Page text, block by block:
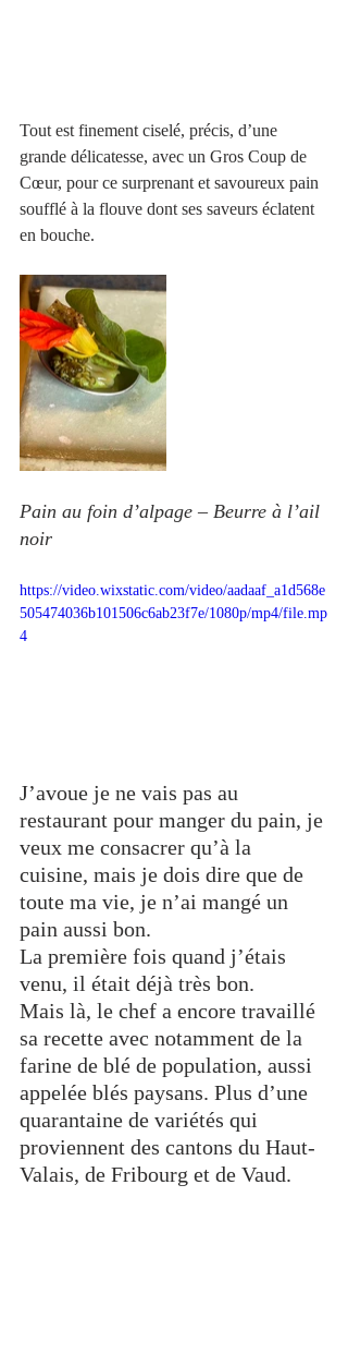
Tout est finement ciselé, précis, d’une
grande délicatesse, avec un Gros Coup de
Cœur, pour ce surprenant et savoureux pain
soufflé à la flouve dont ses saveurs éclatent
en bouche.
Pain au foin d’alpage – Beurre à l’ail
noir
https://video.wixstatic.com/video/aadaaf_a1d568e
505474036b101506c6ab23f7e/1080p/mp4/file.mp
4
J’avoue je ne vais pas au
restaurant pour manger du pain, je
veux me consacrer qu’à la
cuisine, mais je dois dire que de
toute ma vie, je n’ai mangé un
pain aussi bon.
La première fois quand j’étais
venu, il était déjà très bon.
Mais là, le chef a encore travaillé
sa recette avec notamment de la
farine de blé de population, aussi
appelée blés paysans. Plus d’une
quarantaine de variétés qui
proviennent des cantons du Haut-
Valais, de Fribourg et de Vaud.